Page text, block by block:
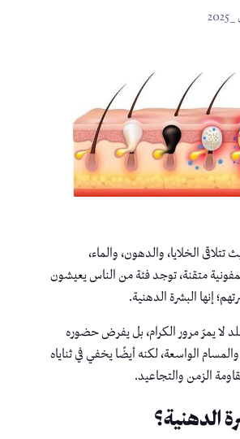
تتلاقى الخلايا، والدهون، والماء،
متقنة، توجد فئة من الناس يعيشون
إنها البشرة الدهنية.
لا يمرّ مرور الكرام، بل يفرض حضوره
والمسام الواسعة، لكنه أيضًا يخفي في ثناياه
الزمن والتجاعيد.
الدهنية؟